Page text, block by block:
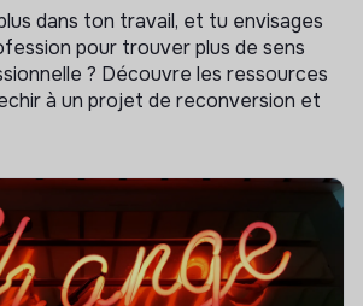
dans ton travail, et tu envisages
pour trouver plus de sens
? Découvre les ressources
à un projet de reconversion et